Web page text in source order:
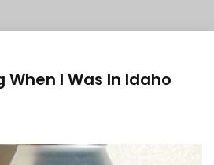
I Was In Idaho